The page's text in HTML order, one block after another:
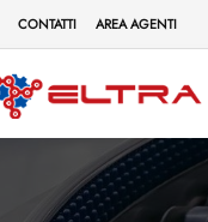
CONTATTI AREA AGENTI